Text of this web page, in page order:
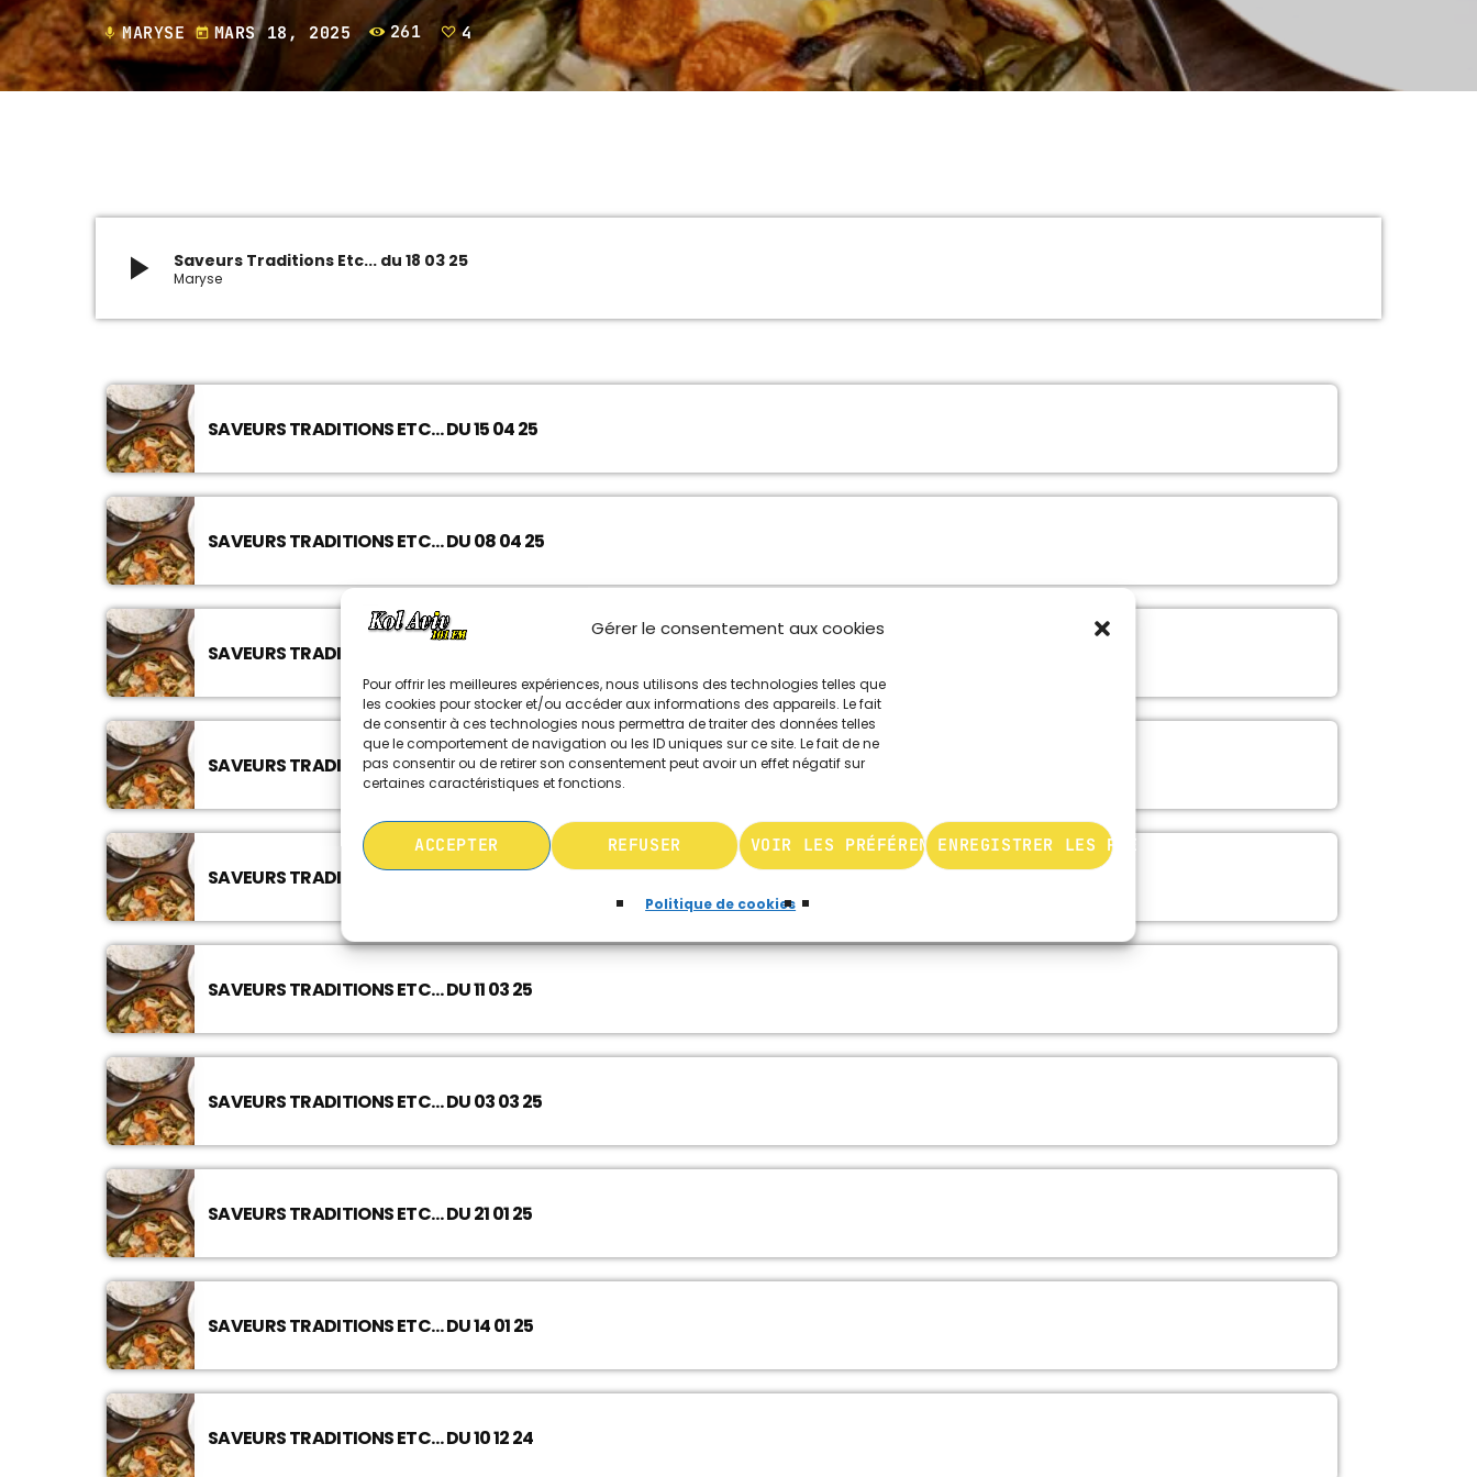
Gérer le consentement aux cookies
Pour offrir les meilleures expériences, nous utilisons des technologies telles que
les cookies pour stocker et/ou accéder aux informations des appareils. Le fait
de consentir à ces technologies nous permettra de traiter des données telles
que le comportement de navigation ou les ID uniques sur ce site. Le fait de ne
pas consentir ou de retirer son consentement peut avoir un effet négatif sur
certaines caractéristiques et fonctions.
ACCEPTER REFUSER VOIR LES PRÉFÉRENCESENREGISTRER LES PRÉFÉRENCES
Politique de cookies
REDIFFUSION DU DIMANCHE SHAVOUA TOV / ISRAËL LE MAG / DANS L’OEIL DE
L’ACTU
10:05 - 11:00
mic MARYSE today MARS 18, 2025 261 4
play_arrow Saveurs Traditions Etc... du 18 03 25
Maryse
SAVEURS TRADITIONS ETC… DU 15 04 25
SAVEURS TRADITIONS ETC… DU 08 04 25
SAVEURS TRADITIONS ETC… DU 01 04 25
SAVEURS TRADITIONS ETC… DU 25 03 25
SAVEURS TRADITIONS ETC… DU 18 03 25
SAVEURS TRADITIONS ETC… DU 11 03 25
SAVEURS TRADITIONS ETC… DU 03 03 25
SAVEURS TRADITIONS ETC… DU 21 01 25
SAVEURS TRADITIONS ETC… DU 14 01 25
SAVEURS TRADITIONS ETC… DU 10 12 24